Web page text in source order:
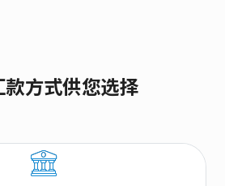
款方式供您选择